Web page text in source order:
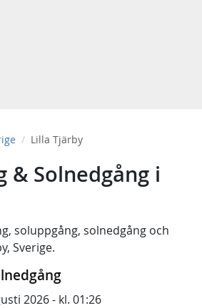
Lilla Tjärby
& Solnedgång i
, soluppgång, solnedgång och
Sverige.
2026 - kl. 01:26